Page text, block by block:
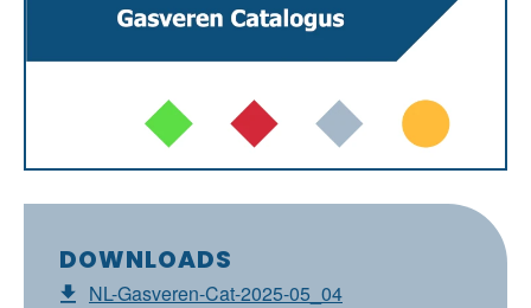
DOWNLOADS
NL-Gasveren-Cat-2025-05_04